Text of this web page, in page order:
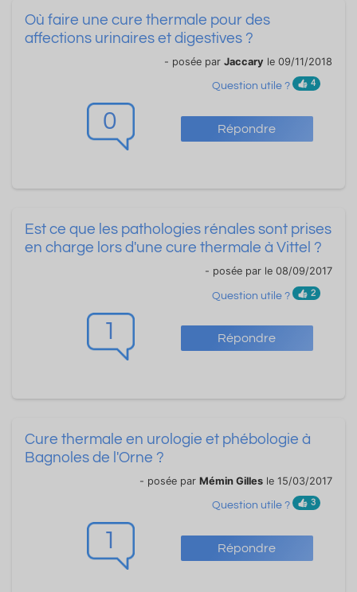
0 Répondre
Où faire une cure thermale pour des
affections urinaires et digestives ?
- posée par Jaccary le 09/11/2018
Question utile ? 4
1 Répondre
Est ce que les pathologies rénales sont prises
en charge lors d'une cure thermale à Vittel ?
- posée par le 08/09/2017
Question utile ? 2
1 Répondre
Cure thermale en urologie et phébologie à
Bagnoles de l'Orne ?
- posée par Mémin Gilles le 15/03/2017
Question utile ? 3